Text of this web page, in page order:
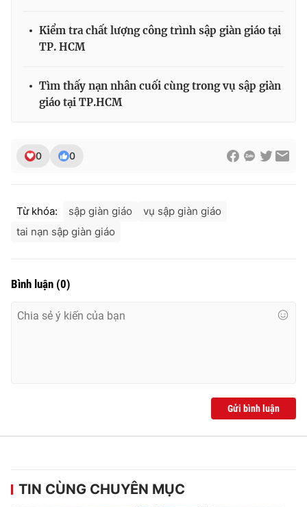
Email:toasoan@vtv.vn
Liên hệ quảng cáo:
® Cấm sao chép dưới mọi hình thức nếu không có sự chấp
Kiểm tra chất lượng công trình sập giàn giáo tại
TP. HCM
Tìm thấy nạn nhân cuối cùng trong vụ sập giàn
giáo tại TP.HCM
0 0
Từ khóa: sập giàn giáo
vụ sập giàn giáo
tai nạn sập giàn giáo
Bình luận (0)
Gửi bình luận
TIN CÙNG CHUYÊN MỤC